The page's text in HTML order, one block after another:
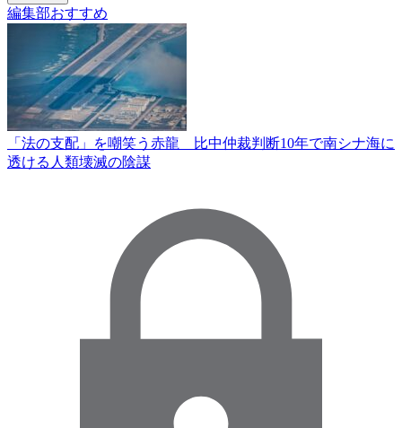
編集部おすすめ
「法の支配」を嘲笑う赤龍 比中仲裁判断10年で南シナ海に
透ける人類壊滅の陰謀